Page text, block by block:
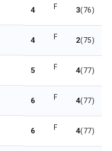
4 F 3(76)
4 F 2(75)
5 F 4(77)
6 F 4(77)
6 F 4(77)